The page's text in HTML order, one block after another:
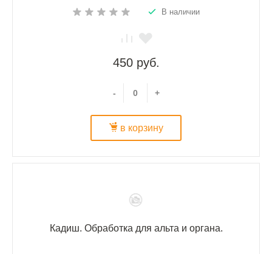
В наличии
450 руб.
- +
в корзину
Кадиш. Обработка для альта и органа.